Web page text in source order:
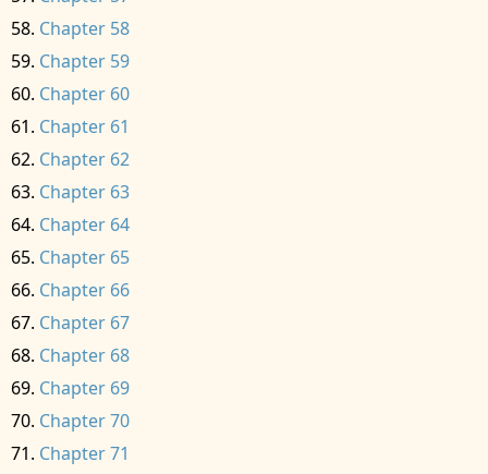
Chapter 58
Chapter 59
Chapter 60
Chapter 61
Chapter 62
Chapter 63
Chapter 64
Chapter 65
Chapter 66
Chapter 67
Chapter 68
Chapter 69
Chapter 70
Chapter 71